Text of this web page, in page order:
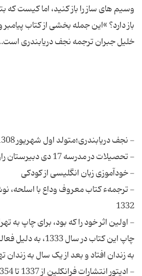
وسیم هاى ساز را باز کنید، اما کیست که
باز دارد؟ »این جمله بخشى از کتاب
- ترجمهء کتاب معروف وداع با اسلحه،
- اولین اثر خود را که بود، برای چاپ به
چاپ این کتاب در سال